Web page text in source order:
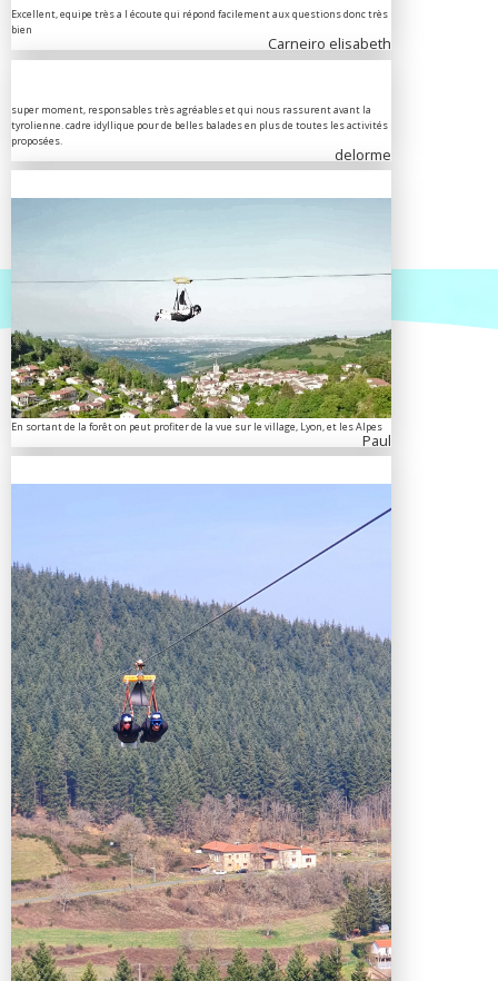
Excellent, equipe très a l écoute qui répond facilement aux questions donc très
bien
Carneiro elisabeth
super moment, responsables très agréables et qui nous rassurent avant la
tyrolienne. cadre idyllique pour de belles balades en plus de toutes les activités
proposées.
delorme
En sortant de la forêt on peut profiter de la vue sur le village, Lyon, et les Alpes
Paul